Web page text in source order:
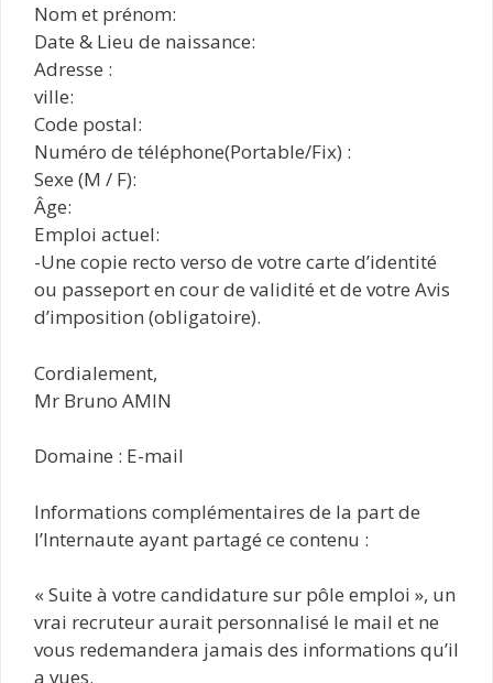
Nom et prénom:
Date & Lieu de naissance:
Adresse :
ville:
Code postal:
Numéro de téléphone(Portable/Fix) :
Sexe (M / F):
Âge:
Emploi actuel:
-Une copie recto verso de votre carte d’identité
ou passeport en cour de validité et de votre Avis
d’imposition (obligatoire).
Cordialement,
Mr Bruno AMIN
Domaine : E-mail
Informations complémentaires de la part de
l’Internaute ayant partagé ce contenu :
« Suite à votre candidature sur pôle emploi », un
vrai recruteur aurait personnalisé le mail et ne
vous redemandera jamais des informations qu’il
a vues.